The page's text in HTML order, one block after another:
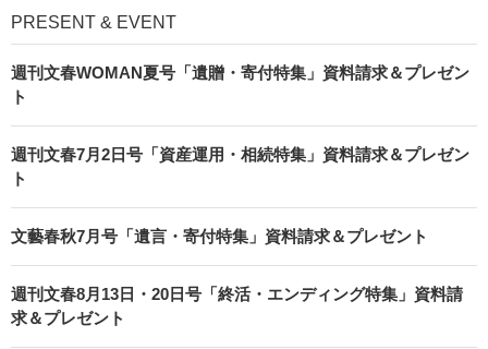
PRESENT & EVENT
週刊文春WOMAN夏号「遺贈・寄付特集」資料請求＆プレゼン
ト
週刊文春7月2日号「資産運用・相続特集」資料請求＆プレゼン
ト
文藝春秋7月号「遺言・寄付特集」資料請求＆プレゼント
週刊文春8月13日・20日号「終活・エンディング特集」資料請
求＆プレゼント